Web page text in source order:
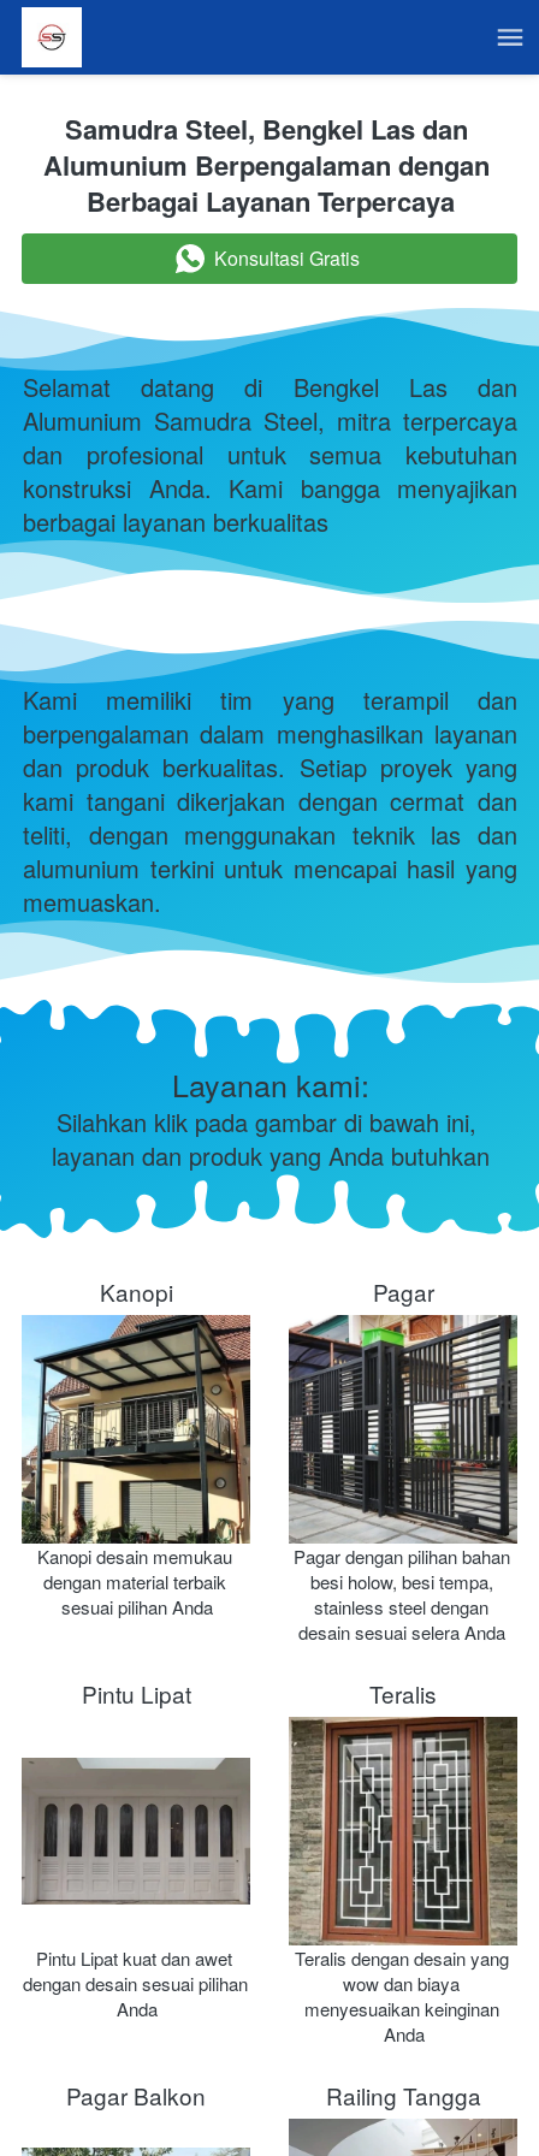
Samudra Steel, Bengkel Las dan
Alumunium Berpengalaman dengan
Berbagai Layanan Terpercaya
` Konsultasi Gratis
Selamat datang di Bengkel Las dan
Alumunium Samudra Steel, mitra terpercaya
dan profesional untuk semua kebutuhan
konstruksi Anda. Kami bangga menyajikan
berbagai layanan berkualitas
Kami memiliki tim yang terampil dan
berpengalaman dalam menghasilkan layanan
dan produk berkualitas. Setiap proyek yang
kami tangani dikerjakan dengan cermat dan
teliti, dengan menggunakan teknik las dan
alumunium terkini untuk mencapai hasil yang
memuaskan.
Layanan kami:
Silahkan klik pada gambar di bawah ini,
layanan dan produk yang Anda butuhkan
Kanopi
Kanopi desain memukau
dengan material terbaik
sesuai pilihan Anda
Pagar
Pagar dengan pilihan bahan
besi holow, besi tempa,
stainless steel dengan
desain sesuai selera Anda
Pintu Lipat
Pintu Lipat kuat dan awet
dengan desain sesuai pilihan
Anda
Teralis
Teralis dengan desain yang
wow dan biaya
menyesuaikan keinginan
Anda
Pagar Balkon Railing Tangga